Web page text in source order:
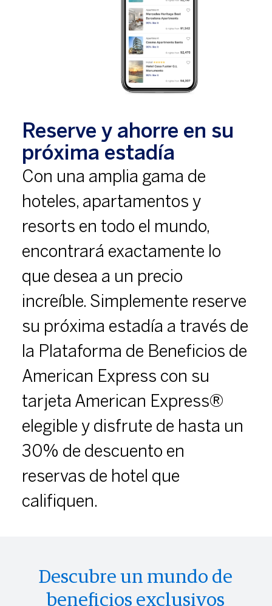
Reserve y ahorre en su
próxima estadía
Con una amplia gama de
hoteles, apartamentos y
resorts en todo el mundo,
encontrará exactamente lo
que desea a un precio
increíble. Simplemente reserve
su próxima estadía a través de
la Plataforma de Beneficios de
American Express con su
tarjeta American Express®
elegible y disfrute de hasta un
30% de descuento en
reservas de hotel que
califiquen.
Descubre un mundo de
beneficios exclusivos